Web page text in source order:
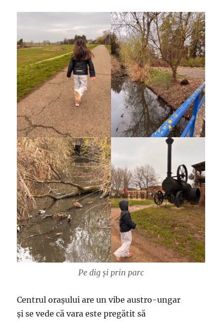
Pe dig și prin parc
Centrul orașului are un vibe austro-ungar
și se vede că vara este pregătit să